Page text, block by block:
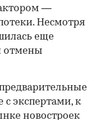
—
Несмотря
еще
отмены
с экспертами, к
новостроек